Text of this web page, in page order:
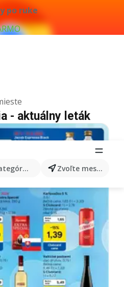
po ruke
produkty... Zvoľte mesto
- aktuálny leták